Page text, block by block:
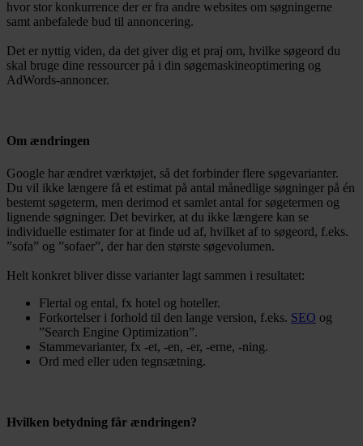
hvor stor konkurrence der er fra andre websites om søgningerne
samt anbefalede bud til annoncering.
Det er nyttig viden, da det giver dig et praj om, hvilke søgeord du
skal bruge dine ressourcer på i din søgemaskineoptimering og
AdWords-annoncer.
Om ændringen
Google har ændret værktøjet, så det forbinder flere søgevarianter.
Du vil ikke længere få et estimat på antal månedlige søgninger på én
bestemt søgeterm, men derimod et samlet antal for søgetermen og
lignende søgninger. Det bevirker, at du ikke længere kan se
individuelle estimater for at finde ud af, hvilket af to søgeord, f.eks.
”sofa” og ”sofaer”, der har den største søgevolumen.
Helt konkret bliver disse varianter lagt sammen i resultatet:
Flertal og ental, fx hotel og hoteller.
Forkortelser i forhold til den lange version, f.eks. SEO og
”Search Engine Optimization”.
Stammevarianter, fx -et, -en, -er, -erne, -ning.
Ord med eller uden tegnsætning.
Hvilken betydning får ændringen?